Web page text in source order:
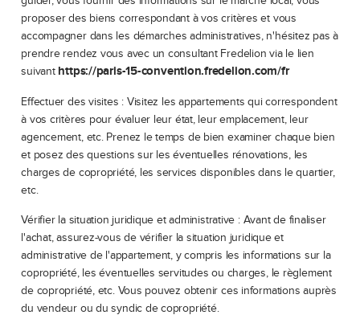
proposer des biens correspondant à vos critères et vous
accompagner dans les démarches administratives, n'hésitez pas à
prendre rendez vous avec un consultant Fredelion via le lien
suivant https://paris-15-convention.fredelion.com/fr
Effectuer des visites : Visitez les appartements qui correspondent
à vos critères pour évaluer leur état, leur emplacement, leur
agencement, etc. Prenez le temps de bien examiner chaque bien
et posez des questions sur les éventuelles rénovations, les
charges de copropriété, les services disponibles dans le quartier,
etc.
Vérifier la situation juridique et administrative : Avant de finaliser
l'achat, assurez-vous de vérifier la situation juridique et
administrative de l'appartement, y compris les informations sur la
copropriété, les éventuelles servitudes ou charges, le règlement
de copropriété, etc. Vous pouvez obtenir ces informations auprès
du vendeur ou du syndic de copropriété.